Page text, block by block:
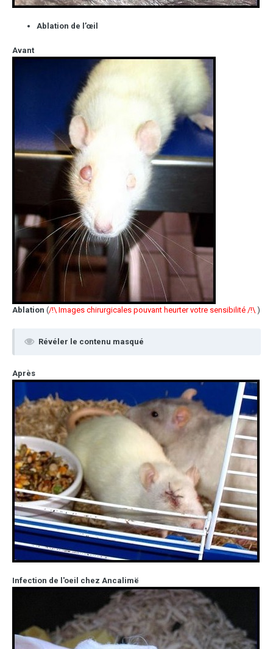
Ablation de l’œil
Avant
Ablation (/!\ Images chirurgicales pouvant heurter votre sensibilité /!\ )
Révéler le contenu masqué
Après
Infection de l'oeil chez Ancalimë